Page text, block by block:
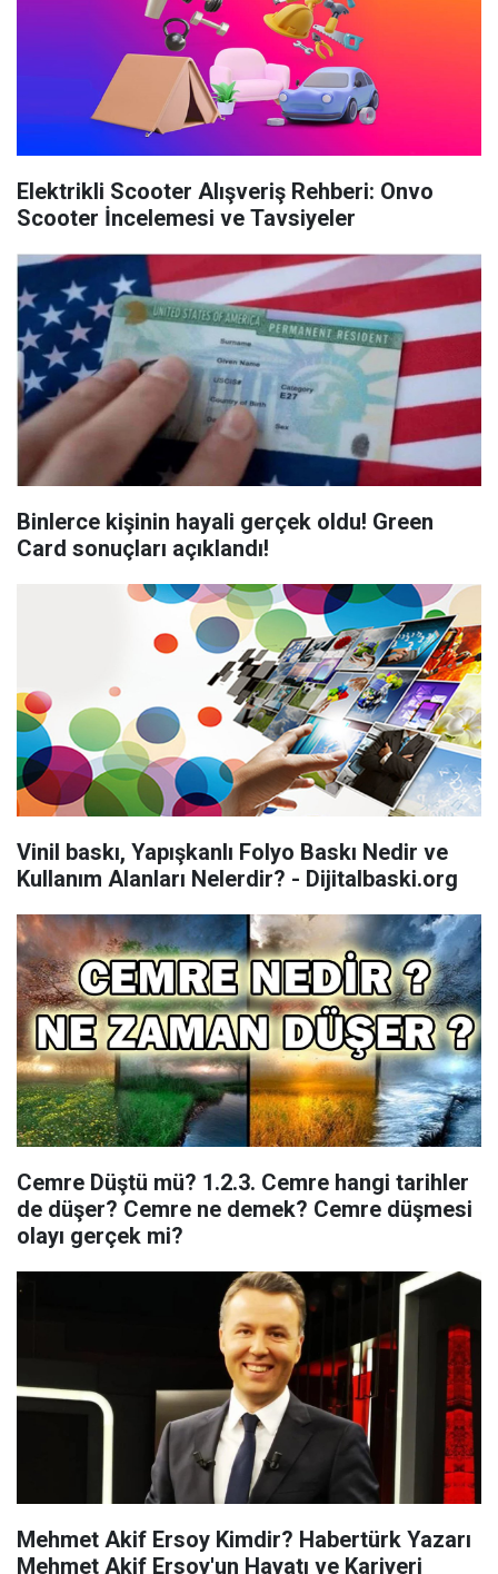
Elektrikli Scooter Alışveriş Rehberi: Onvo
Scooter İncelemesi ve Tavsiyeler
Binlerce kişinin hayali gerçek oldu! Green
Card sonuçları açıklandı!
Vinil baskı, Yapışkanlı Folyo Baskı Nedir ve
Kullanım Alanları Nelerdir? - Dijitalbaski.org
Cemre Düştü mü? 1.2.3. Cemre hangi tarihler
de düşer? Cemre ne demek? Cemre düşmesi
olayı gerçek mi?
Mehmet Akif Ersoy Kimdir? Habertürk Yazarı
Mehmet Akif Ersoy'un Hayatı ve Kariyeri